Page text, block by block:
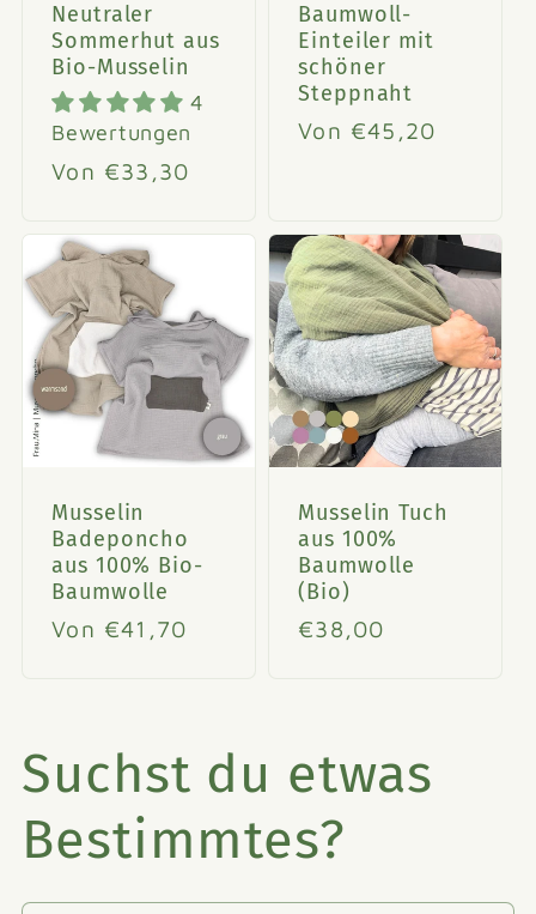
Neutraler
Sommerhut aus
Bio-Musselin
4
Bewertungen
Normaler
Von €33,30
Baumwoll-
Einteiler mit
schöner
Steppnaht
Normaler
Von €45,20
Musselin
Badeponcho
aus 100% Bio-
Baumwolle
Normaler
Von €41,70
Musselin Tuch
aus 100%
Baumwolle
(Bio)
Normaler
€38,00
Suchst du etwas
Bestimmtes?